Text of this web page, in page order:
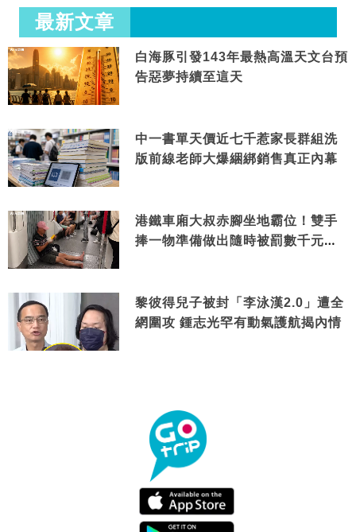
最新文章
白海豚引發143年最熱高溫天文台預
告惡夢持續至這天
中一書單天價近七千惹家長群組洗
版前線老師大爆綑綁銷售真正內幕
港鐵車廂大叔赤腳坐地霸位！雙手
捧一物準備做出隨時被罰數千元舉
黎彼得兒子被封「李泳漢2.0」遭全
網圍攻 鍾志光罕有動氣護航揭內情